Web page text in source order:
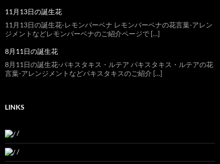
11月13日の誕生花
11月13日の誕生花-レモンバーベナ レモンバーベナの花言葉-アレン
ジメントなどレモンバーベナのご紹介ページで […]
8月11日の誕生花
8月11日の誕生花-パキスタキス・ルテア パキスタキス・ルテアの花
言葉-アレンジメントなどパキスタキスのご紹介 […]
LINKS
/
/